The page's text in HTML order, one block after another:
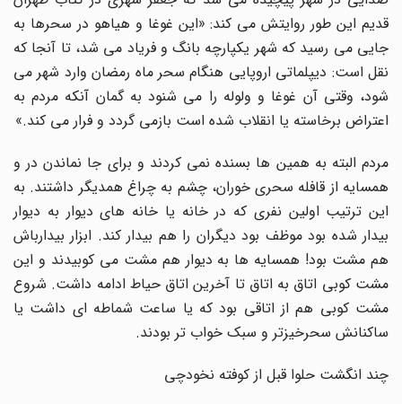
قدیم این طور روایتش می کند: «این غوغا و هیاهو در سحرها به
جایی می رسید که شهر یکپارچه بانگ و فریاد می شد، تا آنجا که
نقل است: دیپلماتی اروپایی هنگام سحر ماه رمضان وارد شهر می
شود، وقتی آن غوغا و ولوله را می شنود به گمان آنکه مردم به
اعتراض برخاسته یا انقلاب شده است بازمی گردد و فرار می کند.»
مردم البته به همین ها بسنده نمی کردند و برای جا نماندن در و
همسایه از قافله سحری خوران، چشم به چراغ همدیگر داشتند. به
این ترتیب اولین نفری که در خانه یا خانه های دیوار به دیوار
بیدار شده بود موظف بود دیگران را هم بیدار کند. ابزار بیدارباش
هم مشت بود! همسایه ها به دیوار هم مشت می کوبیدند و این
مشت کوبی اتاق به اتاق تا آخرین اتاق حیاط ادامه داشت. شروع
مشت کوبی هم از اتاقی بود که یا ساعت شماطه ای داشت یا
ساکنانش سحرخیزتر و سبک خواب تر بودند.
چند انگشت حلوا قبل از کوفته نخودچی